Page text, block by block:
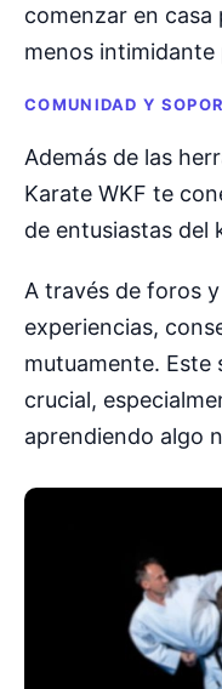
comenzar en
menos intimidante
COMUNIDAD Y
Además de las
Karate WKF te
de entusiastas del
A través de foros
experiencias,
mutuamente.
crucial,
aprendiendo algo